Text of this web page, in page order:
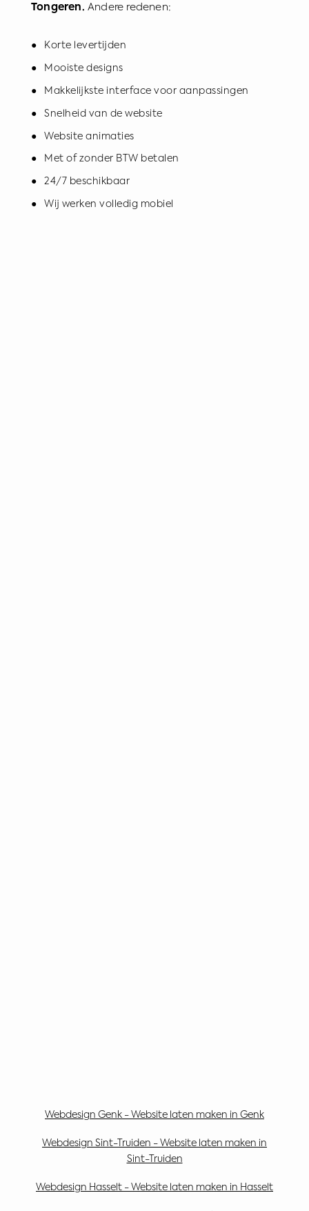
Tongeren. Andere redenen:
● Korte levertijden
● Mooiste designs
● Makkelijkste interface voor aanpassingen
● Snelheid van de website
● Website animaties
● Met of zonder BTW betalen
● 24/7 beschikbaar
● Wij werken volledig mobiel
Webdesign Genk - Website laten maken in Genk
Webdesign Sint-Truiden - Website laten maken in
Sint-Truiden
Webdesign Hasselt - Website laten maken in Hasselt